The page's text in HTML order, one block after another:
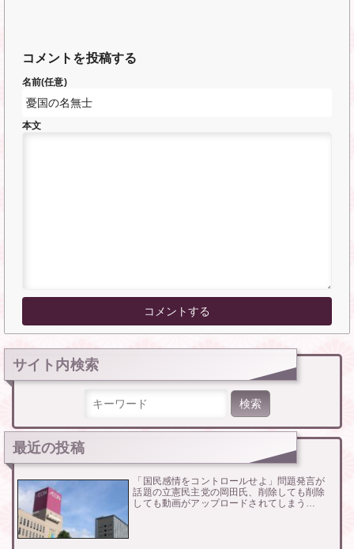
コメントを投稿する
名前(任意)
本文
サイト内検索
最近の投稿
「国民感情をコントロールせよ」問題発言が
話題の立憲民主党の岡田氏、削除しても削除
しても動画がアップロードされてしまう…